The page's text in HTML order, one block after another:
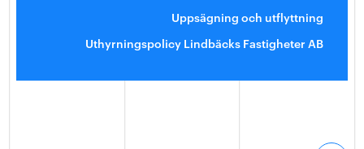
Uppsägning och utflyttning
Uthyrningspolicy Lindbäcks Fastigheter AB